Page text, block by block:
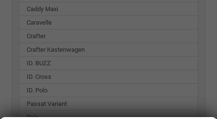
Caddy Maxi
Caravelle
Crafter
Crafter Kastenwagen
ID. BUZZ
ID. Cross
ID. Polo
Passat Variant
Polo